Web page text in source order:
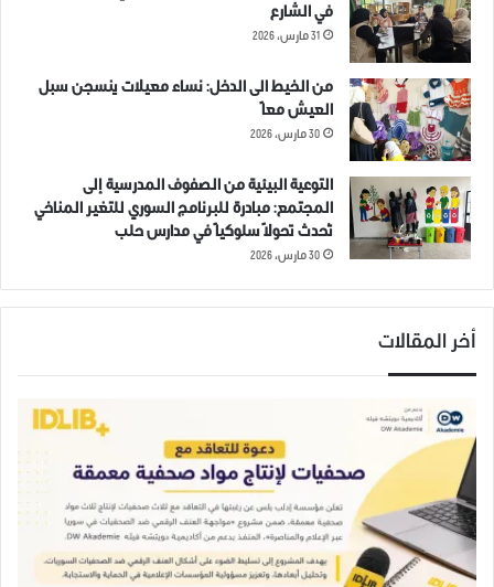
وقفة احتجاجية لطلاب جامعة
ادلب تنديداً بالقصف الوحشي
18 فبراير، 2019
في "صور عامة"
ادلب مظاهرات نازحون
في الشارع
31 مارس، 2026
من الخيط الى الدخل: نساء معيلات ينسجن سبل
العيش معاً
30 مارس، 2026
التوعية البيئية من الصفوف المدرسية إلى
المجتمع: مبادرة للبرنامج السوري للتغير المناخي
تُحدث تحولاً سلوكياً في مدارس حلب
30 مارس، 2026
أخر المقالات